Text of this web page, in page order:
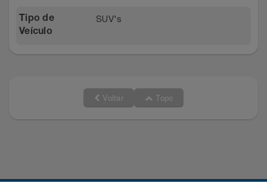
Tipo de
Veículo
SUV's
Voltar Topo